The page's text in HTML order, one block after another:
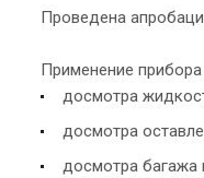
Проведена
Применение
досмотра
досмотра
досмотра багажа